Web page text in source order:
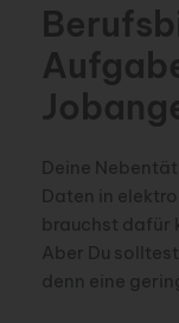
Deine
Daten in
brauchst dafür
Aber Du
denn eine